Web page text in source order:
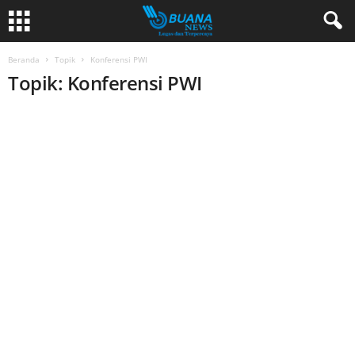
Beranda Topik Konferensi PWI
Topik: Konferensi PWI